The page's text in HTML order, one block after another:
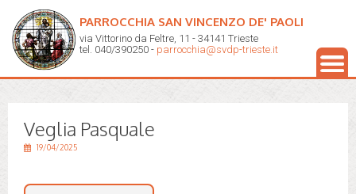
PARROCCHIA SAN VINCENZO DE' PAOLI
via Vittorino da Feltre, 11 - 34141 Trieste
tel. 040/390250 - parrocchia@svdp-trieste.it
Veglia Pasquale
19/04/2025